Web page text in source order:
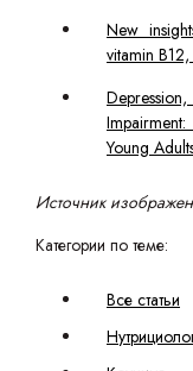
New
vitamin
Young
Источник
Категории по теме:
Все статьи